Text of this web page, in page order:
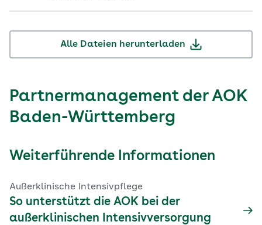
Alle Dateien herunterladen
Partnermanagement der AOK
Baden-Württemberg
Weiterführende Informationen
Außerklinische Intensivpflege
So unterstützt die AOK bei der
außerklinischen Intensivversorgung